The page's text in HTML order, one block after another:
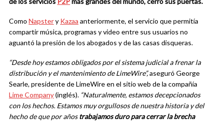
Como Napstery Kazaa anteriormente, el servicio que permitía
compartir música, programas y video entre sus usuarios no
aguantó la presión de los abogados y de las casas disqueras.
“Desde hoy estamos obligados por el sistema judicial a frenar la
distribución y el mantenimiento de LimeWire”,aseguró George
Searle, presidente de LimeWire en el sitio web de la compañía
Lime Company(inglés). “Naturalmente, estamos decepcionados
con los hechos. Estamos muy orgullosos de nuestra historia y del
hecho de que por añostrabajamos duro para cerrar la brecha